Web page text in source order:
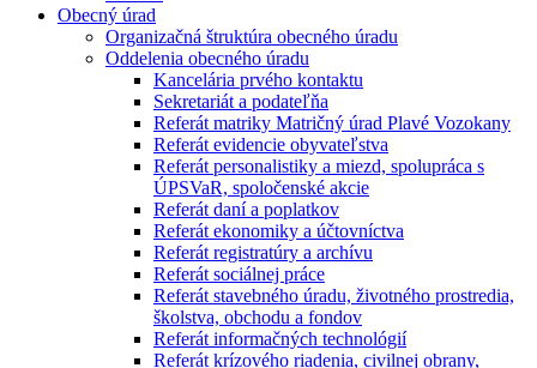
Obecný úrad
Organizačná štruktúra obecného úradu
Oddelenia obecného úradu
Kancelária prvého kontaktu
Sekretariát a podateľňa
Referát matriky Matričný úrad Plavé Vozokany
Referát evidencie obyvateľstva
Referát personalistiky a miezd, spolupráca s
ÚPSVaR, spoločenské akcie
Referát daní a poplatkov
Referát ekonomiky a účtovníctva
Referát registratúry a archívu
Referát sociálnej práce
Referát stavebného úradu, životného prostredia,
školstva, obchodu a fondov
Referát informačných technológií
Referát krízového riadenia, civilnej obrany,